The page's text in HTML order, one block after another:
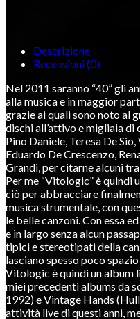
Descrizione
Recensioni (0)
Nel 2011 saranno “40” gli
alla musica e in maggior
grazie ai quali sono noto al
dischi all’attivo e migliaia
Pino Daniele, Teresa De
Eduardo De Crescenzo,
Grandi, per citarne alcuni
Per me “Vitologic” è quindi
ciò per abbracciare
musica strumentale, con
le belle canzoni. Con essa
e in largo senza alcun
tipici e stereotipati della
lasciano spesso poco
Vitologic è quindi un album
miei precedenti albums da
1992) e Vintage Hands
attività live di questi anni,